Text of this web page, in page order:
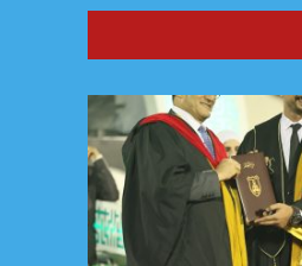
سامسونج وSpotify تتعاونان
بشر محمد خير قرباع.. مبارك
تخرجك من الجامعة الأردنية
اهم الأخبار ,مناسبات و أخبار المجتمع
أغسطس 9, 2026